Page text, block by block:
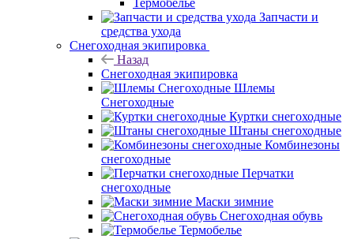
Термобелье
Запчасти и
средства ухода
Снегоходная экипировка
Назад
Снегоходная экипировка
Шлемы
Снегоходные
Куртки снегоходные
Штаны снегоходные
Комбинезоны
снегоходные
Перчатки
снегоходные
Маски зимние
Снегоходная обувь
Термобелье